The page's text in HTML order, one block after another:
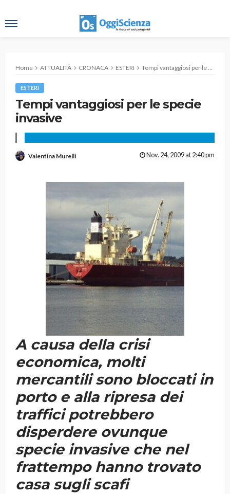
Home ATTUALITÀ CRONACA ESTERI Tempi vantaggiosi per le specie invasive
ESTERI
Tempi vantaggiosi per le specie
invasive
Valentina Murelli Nov. 24, 2009 at 2:40 pm
A causa della crisi
economica, molti
mercantili sono bloccati in
porto e alla ripresa dei
traffici potrebbero
disperdere ovunque
specie invasive che nel
frattempo hanno trovato
casa sugli scafi